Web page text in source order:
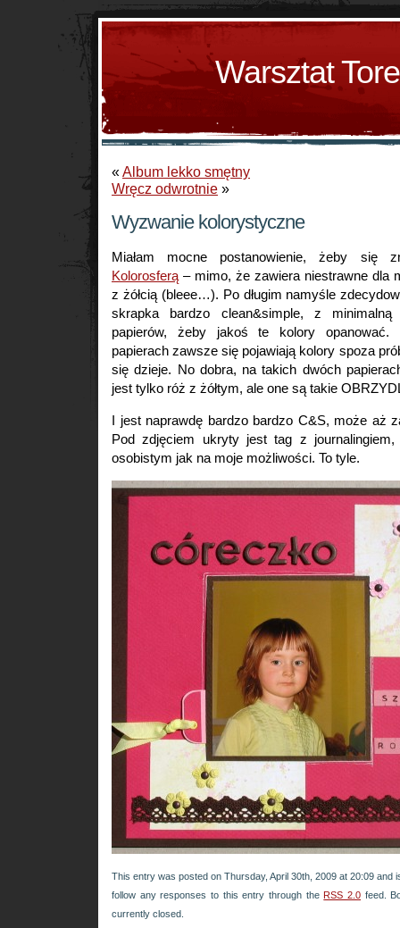
Warsztat
«Album lekko smętny
Wręcz odwrotnie »
Wyzwanie kolorystyczne
Miałam mocne postanowienie, żeby
Kolorosferą – mimo, że zawiera niestrawne dla
z żółcią (bleee…). Po długim namyśle
skrapka bardzo clean&simple, z
papierów, żeby jakoś te kolory
papierach zawsze się pojawiają kolory spoza
się dzieje. No dobra, na takich dwóch
jest tylko róż z żółtym, ale one są takie
I jest naprawdę bardzo bardzo C&S, może aż
Pod zdjęciem ukryty jest tag z
osobistym jak na moje możliwości. To tyle.
This entry was posted on Thursday, April 30th, 2009 at 20:09 and
follow any responses to this entry through the RSS 2.0 feed.
currently closed.